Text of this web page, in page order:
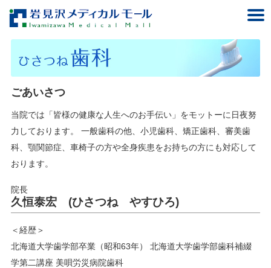
ごあいさつ
当院では「皆様の健康な人生へのお手伝い」をモットーに日夜努
力しております。 一般歯科の他、小児歯科、矯正歯科、審美歯
科、顎関節症、車椅子の方や全身疾患をお持ちの方にも対応して
おります。
院長
久恒泰宏 (ひさつね やすひろ)
＜経歴＞
北海道大学歯学部卒業（昭和63年） 北海道大学歯学部歯科補綴
学第二講座 美唄労災病院歯科